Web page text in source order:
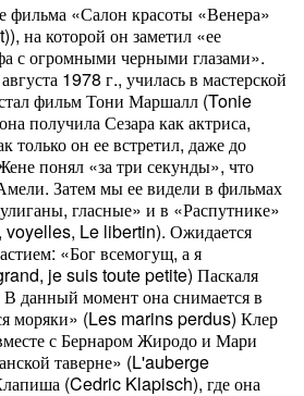
фильма «Салон красоты «Венера»
на которой он заметил «ее
с огромными черными глазами».
1978 г., училась в мастерской
фильм Тони Маршалл (Tonie
получила Сезара как актриса,
только он ее встретил, даже до
понял «за три секунды», что
Затем мы ее видели в фильмах
гласные» и в «Распутнике»
Le libertin). Ожидается
«Бог всемогущ, а я
je suis toute petite) Паскаля
данный момент она снимается в
моряки» (Les marins perdus) Клер
с Бернаром Жиродо и Мари
таверне» (L'auberge
(Cedric Klapisch), где она